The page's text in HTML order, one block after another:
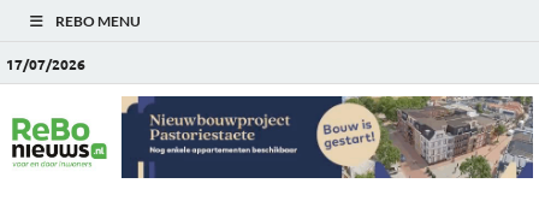
REBO MENU
17/07/2026